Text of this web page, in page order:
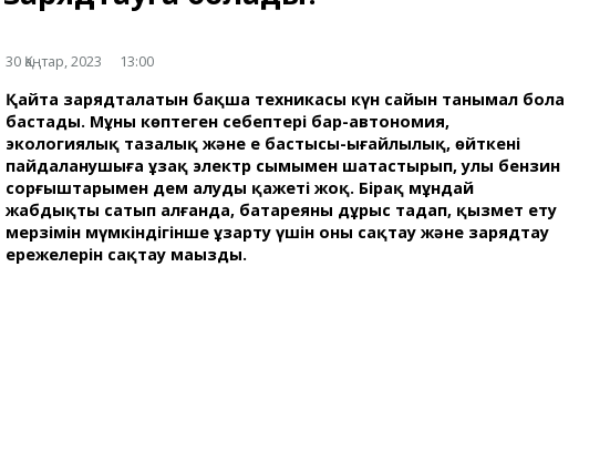
Тығындар
Ұйымдар
Менің учаскелік
Жолдарды жабу
Теміртау
Қызметтер
Аудармашы
Анықтамалық
КӨЛІК КЕСТЕСІ
Автобус аялдамалары
Төтенше жағдайлар
30 Қаңтар, 2023 13:00
Қайта зарядталатын бақша техникасы күн сайын танымал бола
бастады. Мұның көптеген себептері бар-автономия,
экологиялық тазалық және ең бастысы-ыңғайлылық, өйткені
пайдаланушыға ұзақ электр сымымен шатастырып, улы бензин
сорғыштарымен дем алудың қажеті жоқ. Бірақ мұндай
жабдықты сатып алғанда, батареяны дұрыс таңдап, қызмет ету
мерзімін мүмкіндігінше ұзарту үшін оны сақтау және зарядтау
ережелерін сақтау маңызды.